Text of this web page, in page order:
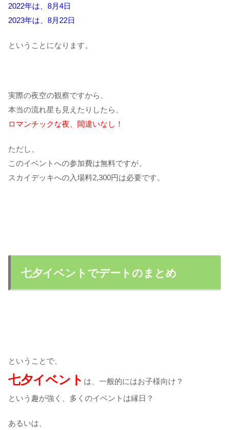
2022年は、8月4日
2023年は、8月22日
ということになります。
実際の夜空の観察ですから、
本当の流れ星も見えたりしたら、
ロマンチックな夜、間違いなし！
ただし、
このイベントへの参加費は無料ですが、
スカイデッキへの入場料2,300円は必要です。
七夕イベントでデートのまとめ
ということで、
七夕イベント は、一般的にはお子様向け？
という趣が強く、多くのイベントは縁日？
あるいは、